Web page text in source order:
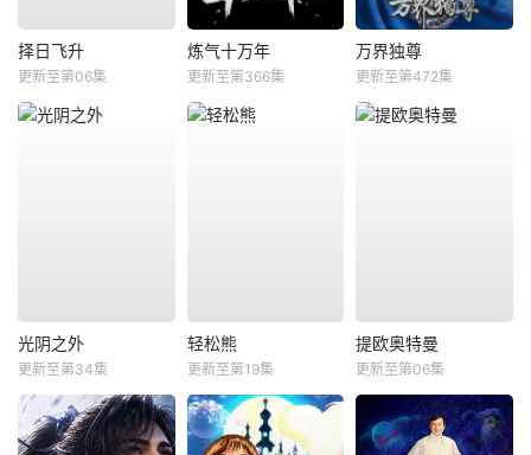
择日飞升
更新至第06集
炼气十万年
更新至第366集
万界独尊
更新至第472集
光阴之外
更新至第34集
轻松熊
更新至第19集
提欧奥特曼
更新至第06集